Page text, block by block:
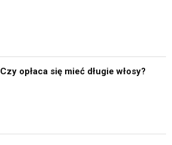
Czy opłaca się mieć długie włosy?